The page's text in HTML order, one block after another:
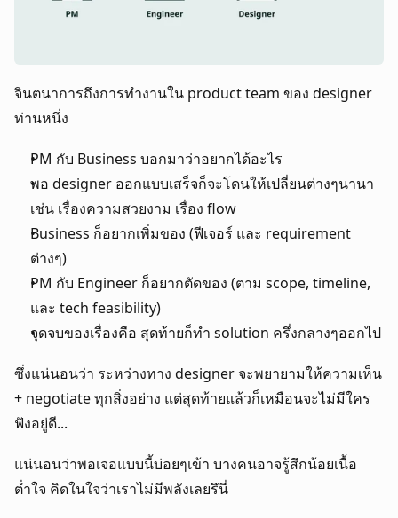
จินตนาการถึงการทำงานใน product team ของ designer
ท่านหนึ่ง
PM กับ Business บอกมาว่าอยากได้อะไร
พอ designer ออกแบบเสร็จก็จะโดนให้เปลี่ยนต่างๆนานา
เช่น เรื่องความสวยงาม เรื่อง flow
Business ก็อยากเพิ่มของ (ฟีเจอร์ และ requirement
ต่างๆ)
PM กับ Engineer ก็อยากตัดของ (ตาม scope, timeline,
และ tech feasibility)
จุดจบของเรื่องคือ สุดท้ายก็ทำ solution ครึ่งกลางๆออกไป
ซึ่งแน่นอนว่า ระหว่างทาง designer จะพยายามให้ความเห็น
+ negotiate ทุกสิ่งอย่าง แต่สุดท้ายแล้วก็เหมือนจะไม่มีใคร
ฟังอยู่ดี...
แน่นอนว่าพอเจอแบบนี้บ่อยๆเข้า บางคนอาจรู้สึกน้อยเนื้อ
ต่ำใจ คิดในใจว่าเราไม่มีพลังเลยรึนี่